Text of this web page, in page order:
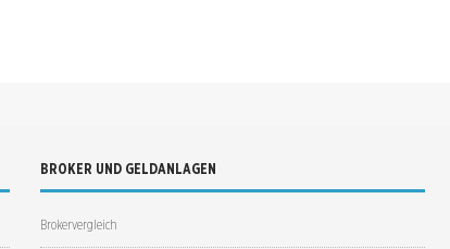
BROKER UND GELDANLAGEN
Brokervergleich